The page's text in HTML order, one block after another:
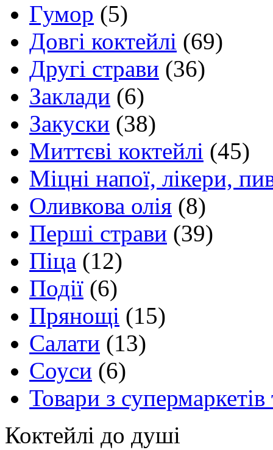
Гумор (5)
Довгі коктейлі (69)
Другі страви (36)
Заклади (6)
Закуски (38)
Миттєві коктейлі (45)
Міцні напої, лікери,
Оливкова олія (8)
Перші страви (39)
Піца (12)
Події (6)
Прянощі (15)
Салати (13)
Соуси (6)
Товари з супермаркетів
Коктейлі до душі